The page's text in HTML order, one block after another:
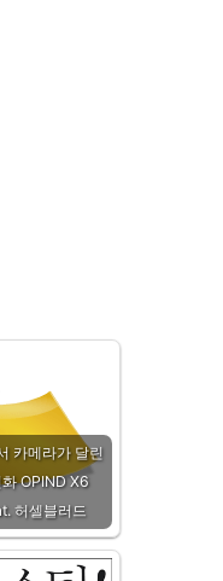
카메라가 달린
OPIND X6
허셀블러드